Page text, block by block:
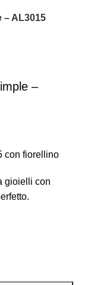
– AL3015
–
con fiorellino
gioielli con